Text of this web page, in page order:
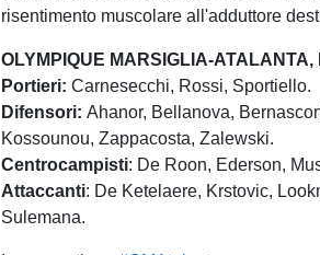
risentimento muscolare all'adduttore
OLYMPIQUE MARSIGLIA-ATALANTA,
Portieri: Carnesecchi, Rossi, Sportiello.
Difensori: Ahanor, Bellanova,
Kossounou, Zappacosta, Zalewski.
Centrocampisti: De Roon, Ederson,
Attaccanti: De Ketelaere, Krstovic,
Sulemana.